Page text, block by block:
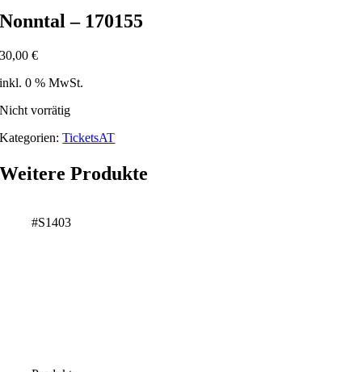
Nonntal – 170155
30,00€
inkl. 0 % MwSt.
Nicht vorrätig
Kategorien:TicketsAT
Weitere Produkte
#S1403